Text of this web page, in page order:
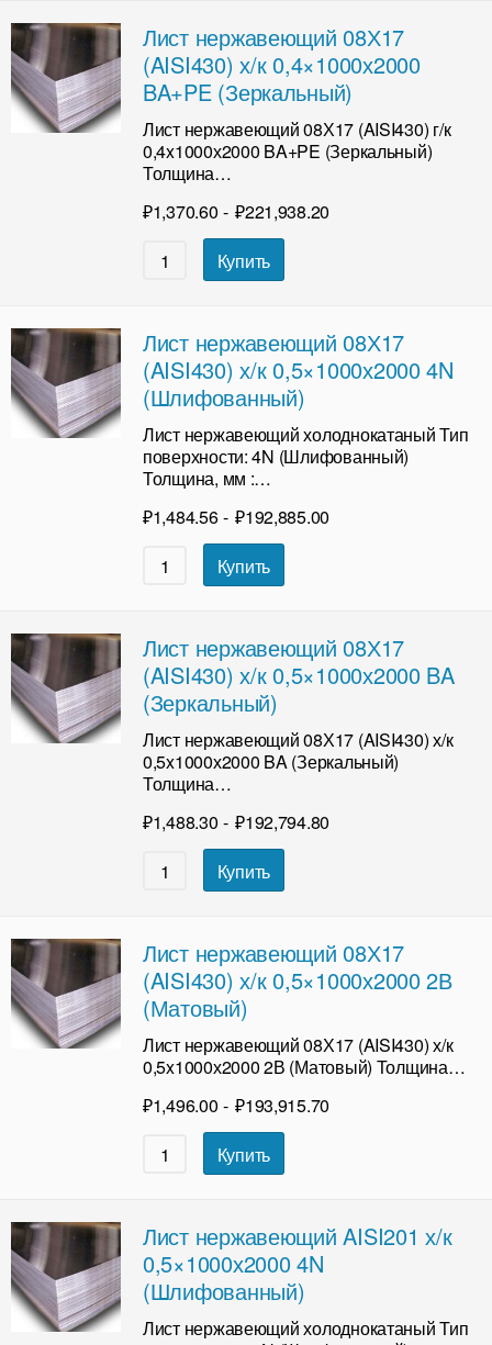
Лист нержавеющий 08Х17
(AISI430) х/к 0,4×1000х2000
BA+PE (Зеркальный)
Лист нержавеющий 08Х17 (AISI430) г/к
0,4x1000х2000 BA+PE (Зеркальный)
Толщина…
₽1,370.60 - ₽221,938.20
Купить
Лист нержавеющий 08Х17
(AISI430) х/к 0,5×1000х2000 4N
(Шлифованный)
Лист нержавеющий холоднокатаный Тип
поверхности: 4N (Шлифованный)
Толщина, мм :…
₽1,484.56 - ₽192,885.00
Купить
Лист нержавеющий 08Х17
(AISI430) х/к 0,5×1000х2000 BA
(Зеркальный)
Лист нержавеющий 08Х17 (AISI430) х/к
0,5x1000х2000 BA (Зеркальный)
Толщина…
₽1,488.30 - ₽192,794.80
Купить
Лист нержавеющий 08Х17
(AISI430) х/к 0,5×1000х2000 2В
(Матовый)
Лист нержавеющий 08Х17 (AISI430) х/к
0,5x1000х2000 2В (Матовый) Толщина…
₽1,496.00 - ₽193,915.70
Купить
Лист нержавеющий AISI201 х/к
0,5×1000х2000 4N
(Шлифованный)
Лист нержавеющий холоднокатаный Тип